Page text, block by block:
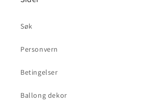
Søk
Personvern
Betingelser
Ballong dekor